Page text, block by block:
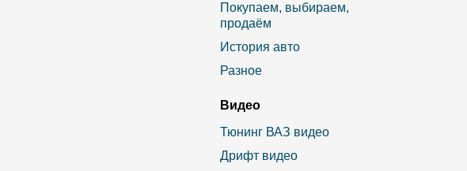
Покупаем, выбираем,
продаём
История авто
Разное
Видео
Тюнинг ВАЗ видео
Дрифт видео